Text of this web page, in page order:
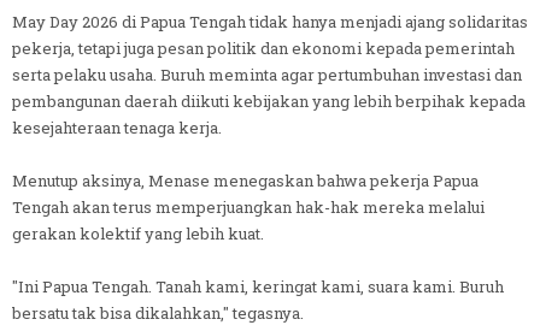
May Day 2026 di Papua Tengah tidak hanya menjadi ajang solidaritas
pekerja, tetapi juga pesan politik dan ekonomi kepada pemerintah
serta pelaku usaha. Buruh meminta agar pertumbuhan investasi dan
pembangunan daerah diikuti kebijakan yang lebih berpihak kepada
kesejahteraan tenaga kerja.
Menutup aksinya, Menase menegaskan bahwa pekerja Papua
Tengah akan terus memperjuangkan hak-hak mereka melalui
gerakan kolektif yang lebih kuat.
"Ini Papua Tengah. Tanah kami, keringat kami, suara kami. Buruh
bersatu tak bisa dikalahkan," tegasnya.